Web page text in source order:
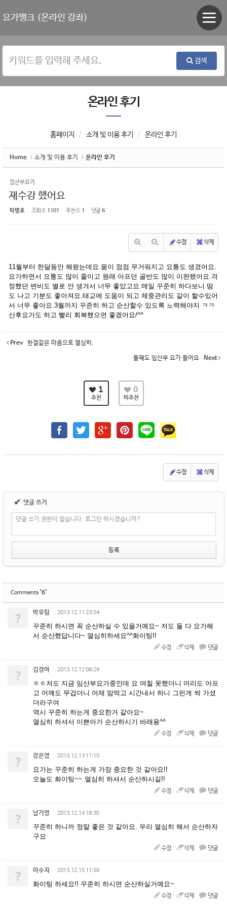
요가뱅크 (온라인 강좌)
검색
온라인 후기
홈페이지 소개 및 이용 후기 온라인 후기
Home 소개 및 이용 후기 온라인 후기
임산부요가
재수강 했어요
박병호 조회 수 1101 추천 수 1 댓글6
수정 삭제
11월부터 한달동안 해왔는데요.몸이 점점 무거워지고 요통도 생겼어요.
요가하면서 요통도 많이 줄이고 원래 아프던 골반도 많이 이완됐어요.걱
정했던 변비도 별로 안 생겨서 너무 좋았고요.매일 꾸준히 하다보니 땀
도 나고 기분도 좋아져요.태교에 도움이 되고 체중관리도 같이 할수있어
서 너무 좋아요.3월까지 꾸준히 하고 순산할수 있도록 노력해야지 ㅋㅋ
산후요가도 하고 빨리 회복했으면 좋겠어요/^^
Prev 한결같은 마음으로 열심히.
둘째도 임산부 요가 들어요 Next
1
추천
0
비추천
수정 삭제
✔ 댓글 쓰기
댓글 쓰기 권한이 없습니다. 로그인 하시겠습니까?
Comments '6'
? 박유림 2013.12.11 23:54
꾸준히 하시면 꼭 순산하실 수 있을거예요~ 저도 둘 다 요가해
서 순산했답니다~ 열심히하세요^^화이팅!!
수정 삭제 댓글
? 김경아 2013.12.12 08:29
ㅎㅎ저도 지금 임산부요가중인데 요 며칠 못했더니 머리도 아프
고 어깨도 무겁더니 어제 맘먹고 시간내서 하니 그런게 싹 가셨
더라구여
역시 꾸준히 하는게 중요한거 같아요~
열심히 하셔서 이쁜아가 순산하시기 바래용^^
수정 삭제 댓글
? 강은영 2013.12.13 11:15
요가는 꾸준히 하는게 가장 중요한 것 같아요!!
오늘도 화이팅~~ 열심히 하셔서 순산하시길!!
수정 삭제 댓글
? 남기영 2013.12.14 18:30
꾸준히 하니까 정말 좋은 것 같아요. 우리 열심히 해서 순산하자
구요
수정 삭제 댓글
? 이수지 2013.12.15 11:56
화이팅 하세요!! 꾸준히 하시면 순산하실거예요~
수정 삭제 댓글